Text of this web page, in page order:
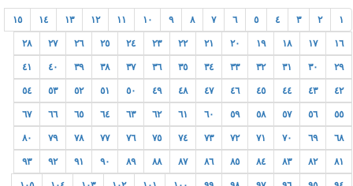
١ ٢ ٣ ٤ ٥ ٦ ٧ ٨ ٩ ١٠ ١١ ١٢ ١٣ ١٤ ١٥
١٦ ١٧ ١٨ ١٩ ٢٠ ٢١ ٢٢ ٢٣ ٢٤ ٢٥ ٢٦ ٢٧ ٢٨
٢٩ ٣٠ ٣١ ٣٢ ٣٣ ٣٤ ٣٥ ٣٦ ٣٧ ٣٨ ٣٩ ٤٠ ٤١
٤٢ ٤٣ ٤٤ ٤٥ ٤٦ ٤٧ ٤٨ ٤٩ ٥٠ ٥١ ٥٢ ٥٣ ٥٤
٥٥ ٥٦ ٥٧ ٥٨ ٥٩ ٦٠ ٦١ ٦٢ ٦٣ ٦٤ ٦٥ ٦٦ ٦٧
٦٨ ٦٩ ٧٠ ٧١ ٧٢ ٧٣ ٧٤ ٧٥ ٧٦ ٧٧ ٧٨ ٧٩ ٨٠
٨١ ٨٢ ٨٣ ٨٤ ٨٥ ٨٦ ٨٧ ٨٨ ٨٩ ٩٠ ٩١ ٩٢ ٩٣